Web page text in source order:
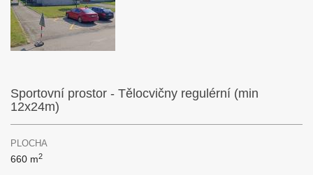
Sportovní prostor - Tělocvičny regulérní (min
12x24m)
PLOCHA
660 m2